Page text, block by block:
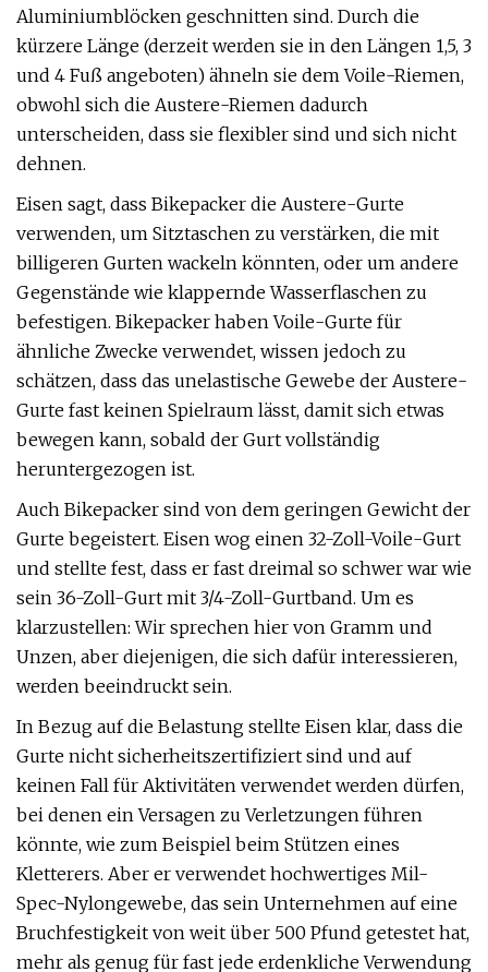
Aluminiumblöcken geschnitten sind. Durch die
kürzere Länge (derzeit werden sie in den Längen 1,5, 3
und 4 Fuß angeboten) ähneln sie dem Voile-Riemen,
obwohl sich die Austere-Riemen dadurch
unterscheiden, dass sie flexibler sind und sich nicht
dehnen.
Eisen sagt, dass Bikepacker die Austere-Gurte
verwenden, um Sitztaschen zu verstärken, die mit
billigeren Gurten wackeln könnten, oder um andere
Gegenstände wie klappernde Wasserflaschen zu
befestigen. Bikepacker haben Voile-Gurte für
ähnliche Zwecke verwendet, wissen jedoch zu
schätzen, dass das unelastische Gewebe der Austere-
Gurte fast keinen Spielraum lässt, damit sich etwas
bewegen kann, sobald der Gurt vollständig
heruntergezogen ist.
Auch Bikepacker sind von dem geringen Gewicht der
Gurte begeistert. Eisen wog einen 32-Zoll-Voile-Gurt
und stellte fest, dass er fast dreimal so schwer war wie
sein 36-Zoll-Gurt mit 3/4-Zoll-Gurtband. Um es
klarzustellen: Wir sprechen hier von Gramm und
Unzen, aber diejenigen, die sich dafür interessieren,
werden beeindruckt sein.
In Bezug auf die Belastung stellte Eisen klar, dass die
Gurte nicht sicherheitszertifiziert sind und auf
keinen Fall für Aktivitäten verwendet werden dürfen,
bei denen ein Versagen zu Verletzungen führen
könnte, wie zum Beispiel beim Stützen eines
Kletterers. Aber er verwendet hochwertiges Mil-
Spec-Nylongewebe, das sein Unternehmen auf eine
Bruchfestigkeit von weit über 500 Pfund getestet hat,
mehr als genug für fast jede erdenkliche Verwendung